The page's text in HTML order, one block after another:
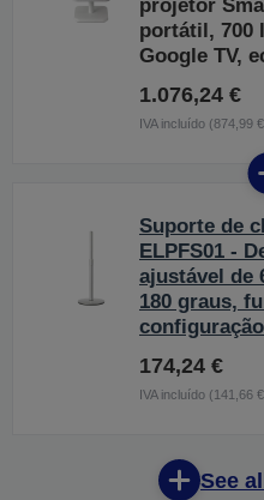
projetor
portátil, 700
Google TV,
1.076,24 €
IVA incluído (874,99
Suporte de
ELPFS01 -
ajustável de
180 graus,
174,24 €
IVA incluído (141,66
See